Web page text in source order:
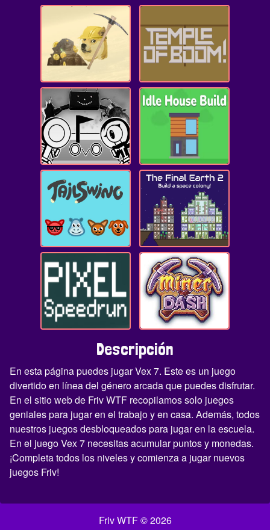
Descripción
En esta página puedes jugar Vex 7. Este es un juego
divertido en línea del género arcada que puedes disfrutar.
En el sitio web de Friv WTF recopilamos solo juegos
geniales para jugar en el trabajo y en casa. Además, todos
nuestros juegos desbloqueados para jugar en la escuela.
En el juego Vex 7 necesitas acumular puntos y monedas.
¡Completa todos los niveles y comienza a jugar nuevos
juegos Friv!
Friv WTF © 2026